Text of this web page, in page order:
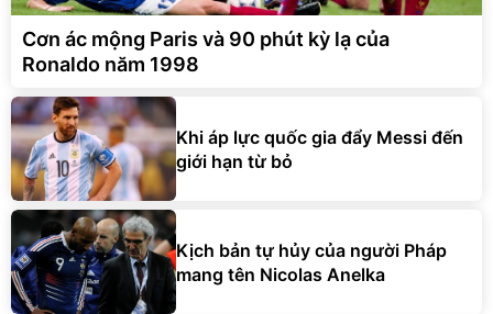
Cơn ác mộng Paris và 90 phút kỳ lạ của
Ronaldo năm 1998
Khi áp lực quốc gia đẩy Messi đến
giới hạn từ bỏ
Kịch bản tự hủy của người Pháp
mang tên Nicolas Anelka